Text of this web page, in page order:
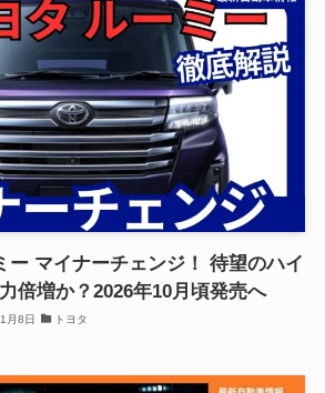
ー マイナーチェンジ！ 待望のハイ
倍増か？2026年10月頃発売へ
月8日 トヨタ